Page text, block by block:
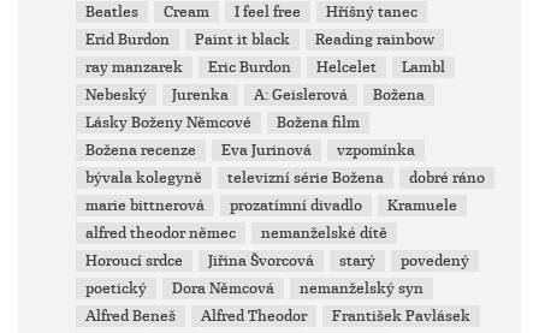
Beatles
Cream I feel free
Hříšný tanec
Erid Burdon
Paint it black
Reading rainbow
ray manzarek
Eric Burdon Helcelet
Lambl
Nebeský
Jurenka A: Geislerová
Božena
Lásky Boženy Němcové
Božena film
Božena recenze
Eva Jurinová
vzpomínka
bývala kolegyně
televizní série Božena
dobré ráno
marie bittnerová
prozatímní divadlo
Kramuele
alfred theodor němec
nemanželské dítě
Horoucí srdce
Jiřina Švorcová starý
povedený
poetický
Dora Němcová
nemanželský syn
Alfred Beneš
Alfred Theodor
František Pavlásek